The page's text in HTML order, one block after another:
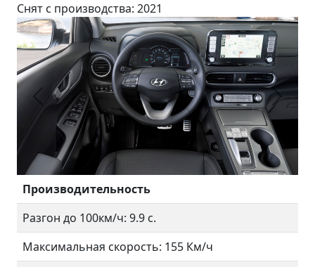
Cнят с производства: 2021
Предыдущий
Производительность
Разгон до 100км/ч: 9.9 с.
Максимальная скорость: 155 Км/ч